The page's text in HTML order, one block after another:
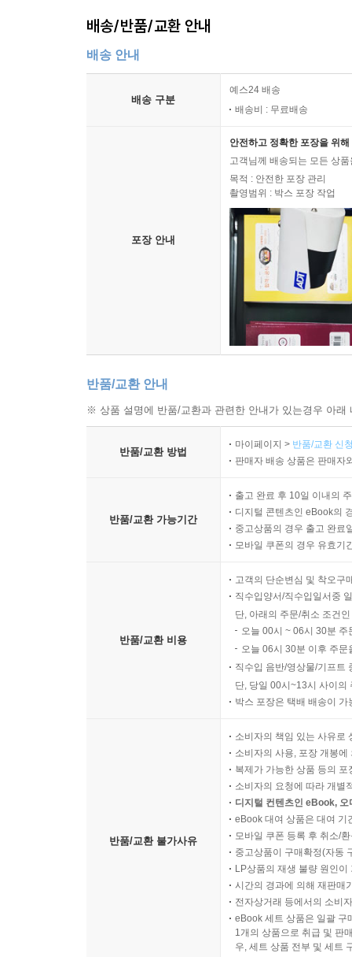
배송/반품/교환 안내
배송 안내
배송 구분
예스24 배송
배송비 : 무료배송
포장 안내
안전하고 정확한 포장을 위
고객님께 배송되는 모든 상
목적 : 안전한 포장 관리
촬영범위 : 박스 포장 작업
반품/교환 안내
※ 상품 설명에 반품/교환과 관련한 안내가 있는경우 아
반품/교환 방법
마이페이지 > 반품/교환 신
판매자 배송 상품은 판매자
반품/교환 가능기간
출고 완료 후 10일 이내의
디지털 콘텐츠인 eBook의
중고상품의 경우 출고 완료
모바일 쿠폰의 경우 유효기
반품/교환 비용
고객의 단순변심 및 착오구
직수입양서/직수입일서중
단, 아래의 주문/취소 조건
오늘 00시 ~ 06시 30분
오늘 06시 30분 이후 주
직수입 음반/영상물/기프트
단, 당일 00시~13시 사이의
박스 포장은 택배 배송이
반품/교환 불가사유
소비자의 책임 있는 사유로
소비자의 사용, 포장 개봉
복제가 가능한 상품 등의
소비자의 요청에 따라 개별
디지털 컨텐츠인 eBook,
eBook 대여 상품은 대여 기
모바일 쿠폰 등록 후 취소/
중고상품이 구매확정(자동
LP상품의 재생 불량 원인
시간의 경과에 의해 재판매
전자상거래 등에서의 소비
eBook 세트 상품은 일괄 구
1개의 상품으로 취급 및 판
우, 세트 상품 전부 및 세트